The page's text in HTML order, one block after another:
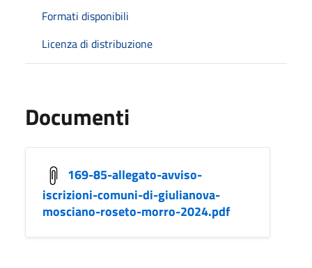
Formati disponibili
Licenza di distribuzione
Documenti
169-85-allegato-avviso-
iscrizioni-comuni-di-giulianova-
mosciano-roseto-morro-2024.pdf